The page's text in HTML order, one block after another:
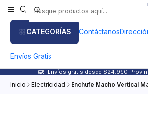
CATEGORÍAS Contáctanos
Envíos Gratis
Envíos gratis desde $24.990
Inicio Electricidad Enchufe Macho Vertical